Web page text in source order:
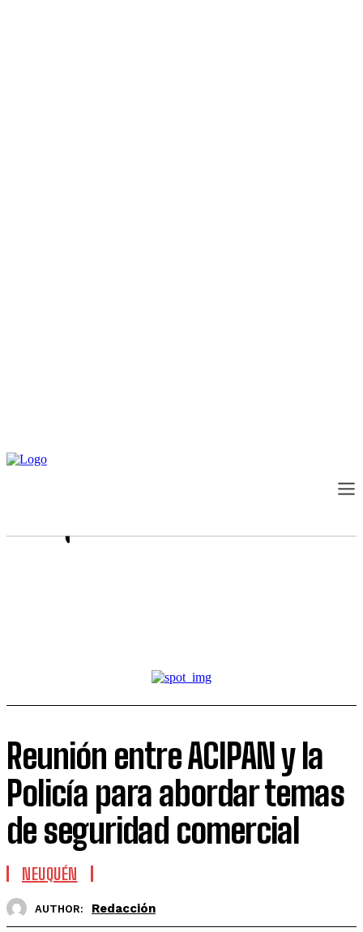
Reunión entre ACIPAN y la
Policía para abordar temas
de seguridad comercial
NEUQUÉN
AUTHOR: Redacción